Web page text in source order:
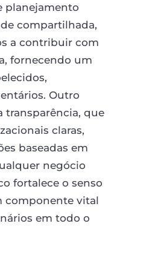
planejamento
compartilhada,
a contribuir com
fornecendo um
Outro
transparência, que
claras,
baseadas em
negócio
fortalece o senso
componente vital
em todo o